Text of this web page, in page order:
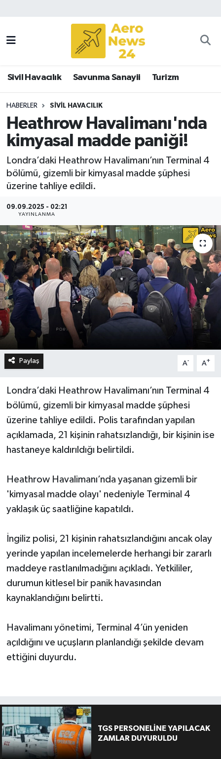
Sivil Havacılık Savunma Sanayii Turizm
HABERLER SIVIL HAVACILIK
Heathrow Havalimanı'nda
kimyasal madde paniği!
Londra’daki Heathrow Havalimanı’nın Terminal 4
bölümü, gizemli bir kimyasal madde şüphesi
üzerine tahliye edildi.
09.09.2025 - 02:21
YAYINLANMA
Paylaş A- A+
Londra’daki Heathrow Havalimanı’nın Terminal 4
bölümü, gizemli bir kimyasal madde şüphesi
üzerine tahliye edildi. Polis tarafından yapılan
açıklamada, 21 kişinin rahatsızlandığı, bir kişinin ise
hastaneye kaldırıldığı belirtildi.
Heathrow Havalimanı’nda yaşanan gizemli bir
'kimyasal madde olayı' nedeniyle Terminal 4
yaklaşık üç saatliğine kapatıldı.
İngiliz polisi, 21 kişinin rahatsızlandığını ancak olay
yerinde yapılan incelemelerde herhangi bir zararlı
maddeye rastlanılmadığını açıkladı. Yetkililer,
durumun kitlesel bir panik havasından
kaynaklandığını belirtti.
Havalimanı yönetimi, Terminal 4’ün yeniden
açıldığını ve uçuşların planlandığı şekilde devam
ettiğini duyurdu.
TGS PERSONELİNE YAPILACAK
ZAMLAR DUYURULDU